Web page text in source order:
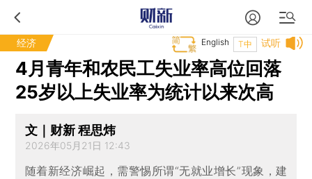
经济 试听
T中
English
4月青年和农民工失业率高位回落
25岁以上失业率为统计以来次高
文｜财新 程思炜
2026年05月21日 12:43
随着新经济崛起，需警惕所谓“无就业增长”现象，建